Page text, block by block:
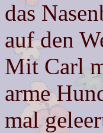
das
auf den
Mit Carl
arme
mal